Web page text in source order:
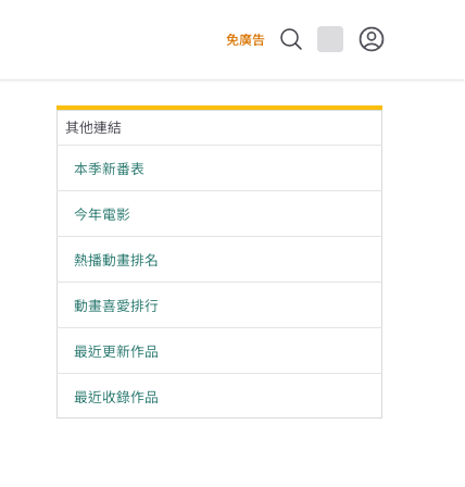
免廣告
其他連結
本季新番表
今年電影
熱播動畫排名
動畫喜愛排行
最近更新作品
最近收錄作品